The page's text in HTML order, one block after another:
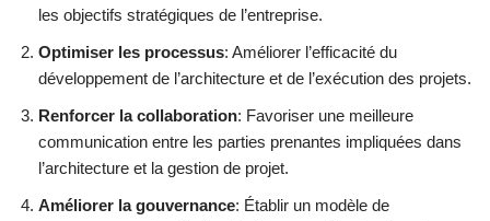
les objectifs stratégiques de l’entreprise.
Optimiser les processus: Améliorer l’efficacité du
développement de l’architecture et de l’exécution des projets.
Renforcer la collaboration: Favoriser une meilleure
communication entre les parties prenantes impliquées dans
l’architecture et la gestion de projet.
Améliorer la gouvernance: Établir un modèle de